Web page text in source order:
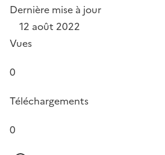
Dernière mise à jour
12 août 2022
Vues
0
Téléchargements
0